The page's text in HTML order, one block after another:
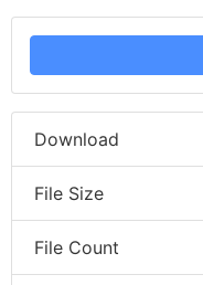
Download
File Size
File Count